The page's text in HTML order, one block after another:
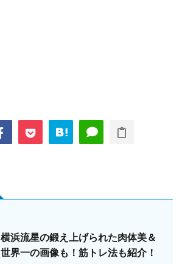
横浜流星の鍛え上げられた肉体美＆
世界一の画像も！筋トレ法も紹介！